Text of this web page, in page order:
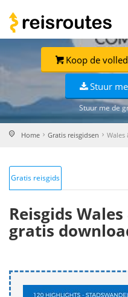
Koop de
Stuur
Stuur me de
Home Gratis reisgidsen Wales
Gratis reisgids
Reisgids
gratis